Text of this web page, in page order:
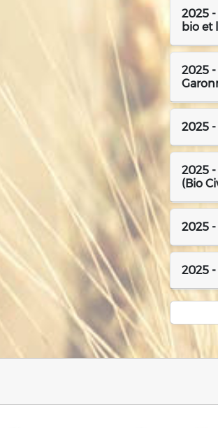
2025
bio et
2025
2025 -
2025
(Bio
2025
2025 -